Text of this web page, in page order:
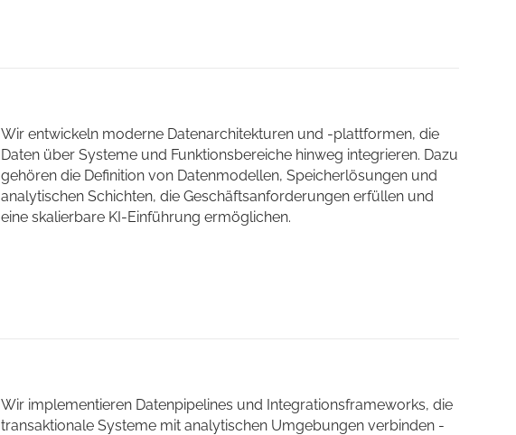
Wir entwickeln moderne Datenarchitekturen und -plattformen, die
Daten über Systeme und Funktionsbereiche hinweg integrieren. Dazu
gehören die Definition von Datenmodellen, Speicherlösungen und
analytischen Schichten, die Geschäftsanforderungen erfüllen und
eine skalierbare KI-Einführung ermöglichen.
Wir implementieren Datenpipelines und Integrationsframeworks, die
transaktionale Systeme mit analytischen Umgebungen verbinden -